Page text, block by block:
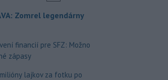
Zomrel legendárny
financií pre SFZ: Možno
zápasy
lajkov za fotku po